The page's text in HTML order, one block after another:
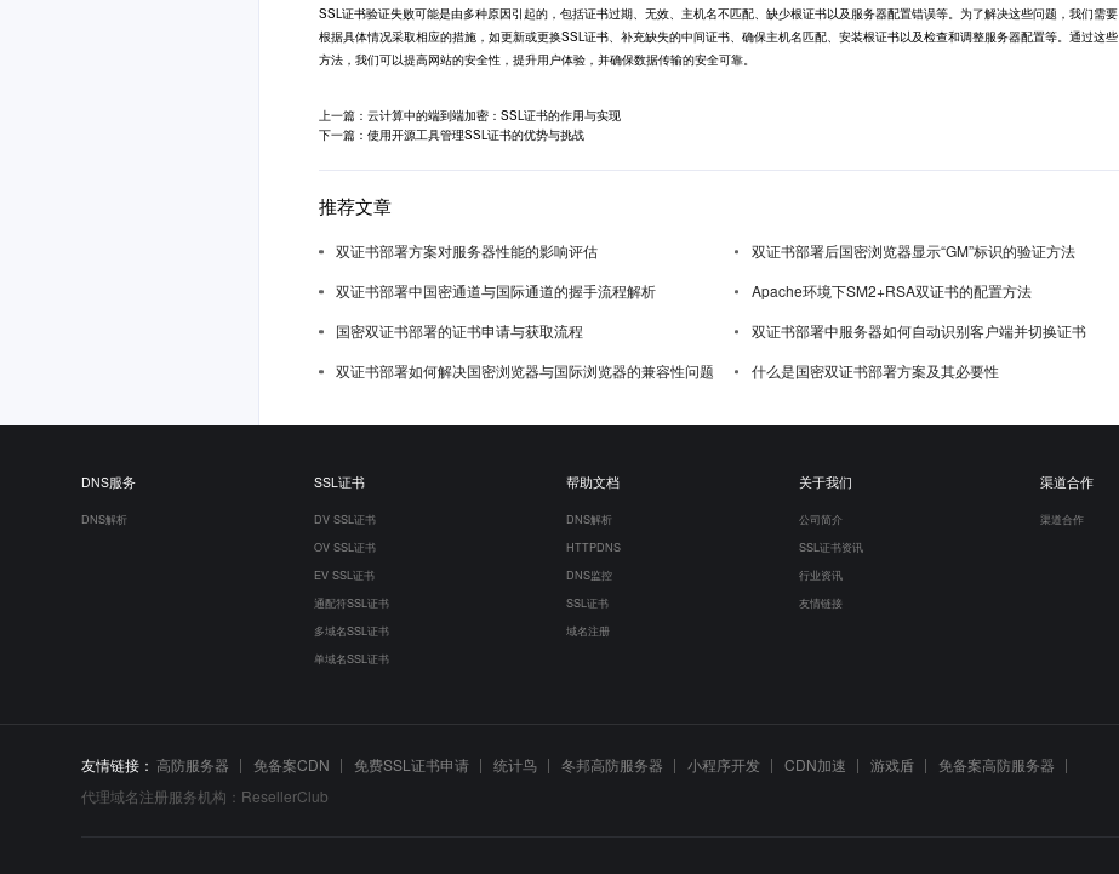
SSL证书验证失败可能是由多种原因引起的，包括证书过期、无效、主机名不匹配、缺少根证书以及服务器配置错误等。为了解决这些问题，我们需要
根据具体情况采取相应的措施，如更新或更换SSL证书、补充缺失的中间证书、确保主机名匹配、安装根证书以及检查和调整服务器配置等。通过这些
方法，我们可以提高网站的安全性，提升用户体验，并确保数据传输的安全可靠。
上一篇：云计算中的端到端加密：SSL证书的作用与实现
下一篇：使用开源工具管理SSL证书的优势与挑战
推荐文章
双证书部署方案对服务器性能的影响评估 双证书部署后国密浏览器显示“GM”标识的验证方法
双证书部署中国密通道与国际通道的握手流程解析
Apache环境下SM2+RSA双证书的配置方法
国密双证书部署的证书申请与获取流程
双证书部署中服务器如何自动识别客户端并切换证书
双证书部署如何解决国密浏览器与国际浏览器的兼容性问题
什么是国密双证书部署方案及其必要性
DNS服务
DNS解析
SSL证书
DV SSL证书
OV SSL证书
EV SSL证书
通配符SSL证书
多域名SSL证书
单域名SSL证书
帮助文档
DNS解析
HTTPDNS
DNS监控
SSL证书
域名注册
关于我们
公司简介
SSL证书资讯
行业资讯
友情链接
渠道合作
渠道合作
友情链接： 高防服务器 免备案CDN 免费SSL证书申请 统计鸟 冬邦高防服务器 小程序开发 CDN加速 游戏盾
免备案高防服务器
代理域名注册服务机构：ResellerClub